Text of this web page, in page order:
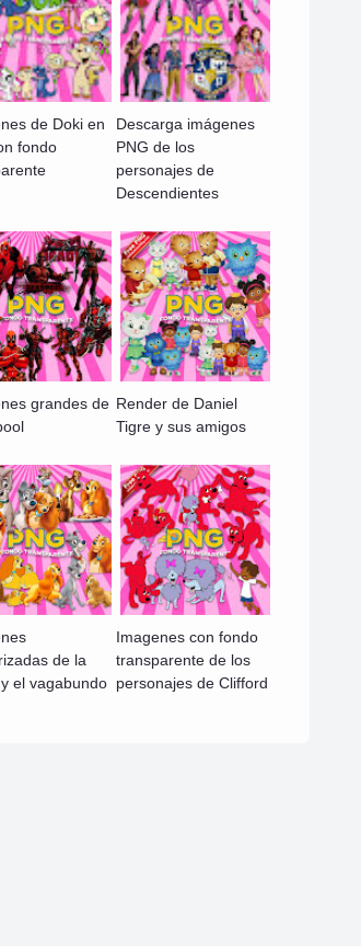
de Doki en
fondo
Descarga imágenes
PNG de los
personajes de
Descendientes
grandes de Render de Daniel
Tigre y sus amigos
de la
el vagabundo
Imagenes con fondo
transparente de los
personajes de Clifford